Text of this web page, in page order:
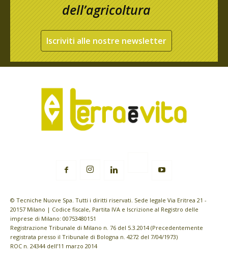
dell’agricoltura
Iscriviti alle nostre newsletter
© Tecniche Nuove Spa. Tutti i diritti riservati. Sede legale Via Eritrea 21 -
20157 Milano | Codice fiscale, Partita IVA e Iscrizione al Registro delle
imprese di Milano: 00753480151
Registrazione Tribunale di Milano n. 76 del 5.3.2014 (Precedentemente
registrata presso il Tribunale di Bologna n. 4272 del 7/04/1973)
ROC n. 24344 dell’11 marzo 2014